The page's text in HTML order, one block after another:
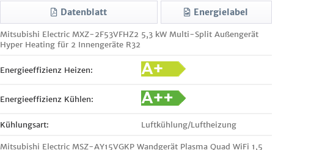
Datenblatt Energielabel
Mitsubishi Electric MXZ-2F53VFHZ2 5,3 kW Multi-Split Außengerät
Hyper Heating für 2 Innengeräte R32
Energieeffizienz Heizen:
Energieeffizienz Kühlen:
Kühlungsart: Luftkühlung/Luftheizung
Mitsubishi Electric MSZ-AY15VGKP Wandgerät Plasma Quad WiFi 1,5